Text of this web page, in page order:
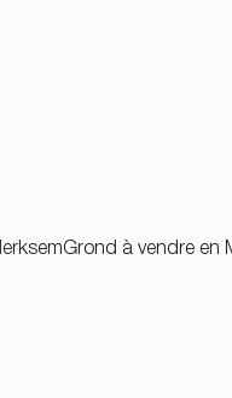
Grond à vendre en